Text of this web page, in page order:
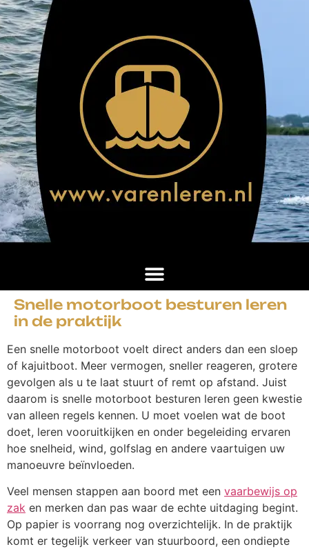
Snelle motorboot besturen leren
in de praktijk
Een snelle motorboot voelt direct anders dan een sloep
of kajuitboot. Meer vermogen, sneller reageren, grotere
gevolgen als u te laat stuurt of remt op afstand. Juist
daarom is snelle motorboot besturen leren geen kwestie
van alleen regels kennen. U moet voelen wat de boot
doet, leren vooruitkijken en onder begeleiding ervaren
hoe snelheid, wind, golfslag en andere vaartuigen uw
manoeuvre beïnvloeden.
Veel mensen stappen aan boord met een vaarbewijs op
zak en merken dan pas waar de echte uitdaging begint.
Op papier is voorrang nog overzichtelijk. In de praktijk
komt er tegelijk verkeer van stuurboord, een ondiepte